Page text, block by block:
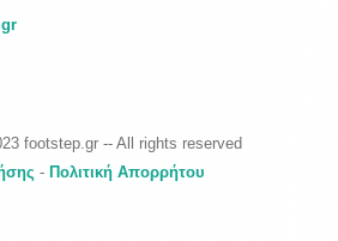
footstep.gr -- All rights reserved
- Πολιτική Απορρήτου